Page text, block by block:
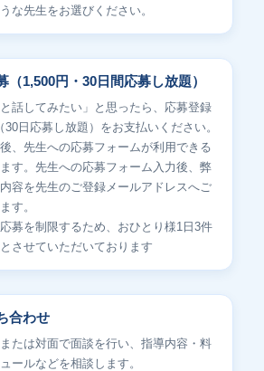
な先生をお選びください。
（1,500円・30日間応募し放題）
と話してみたい」と思ったら、応募登録
30日応募し放題）をお支払いください。
、先生への応募フォームが利用できる
す。先生への応募フォーム入力後、弊
容を先生のご登録メールアドレスへご
す。
募を制限するため、おひとり様1日3件
させていただいております
合わせ
たは対面で面談を行い、指導内容・料
ールなどを相談します。